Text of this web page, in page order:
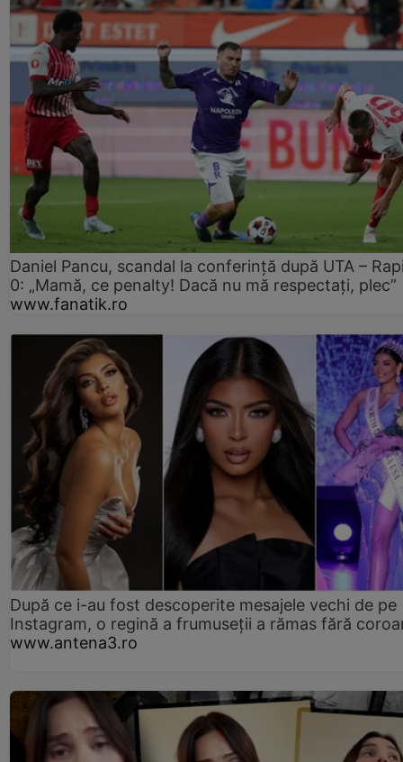
Daniel Pancu, scandal la conferință după UTA –
0: „Mamă, ce penalty! Dacă nu mă respectați, plec”
www.fanatik.ro
După ce i-au fost descoperite mesajele vechi de pe
Instagram, o regină a frumuseții a rămas fără
www.antena3.ro